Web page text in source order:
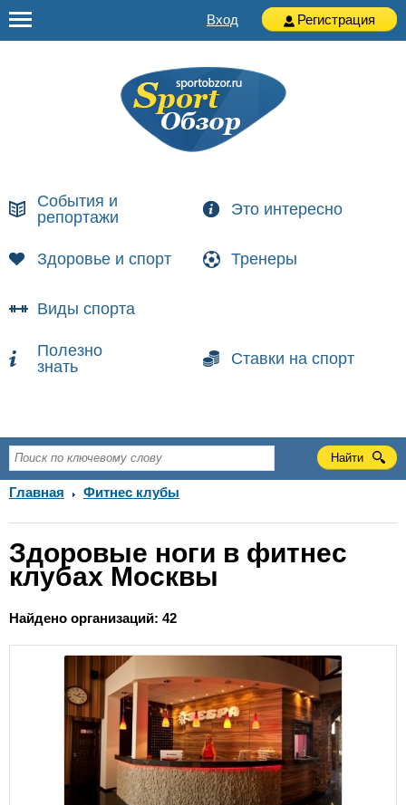
Вход Регистрация
События и
репортажи
Это интересно
Здоровье и спорт Тренеры
Виды спорта
Полезно
знать
Ставки на спорт
Главная Фитнес клубы
Здоровые ноги в фитнес
клубах Москвы
Найдено организаций: 42